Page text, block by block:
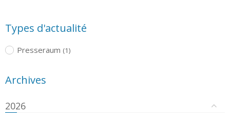
Types d'actualité
Presseraum (1)
Archives
2026